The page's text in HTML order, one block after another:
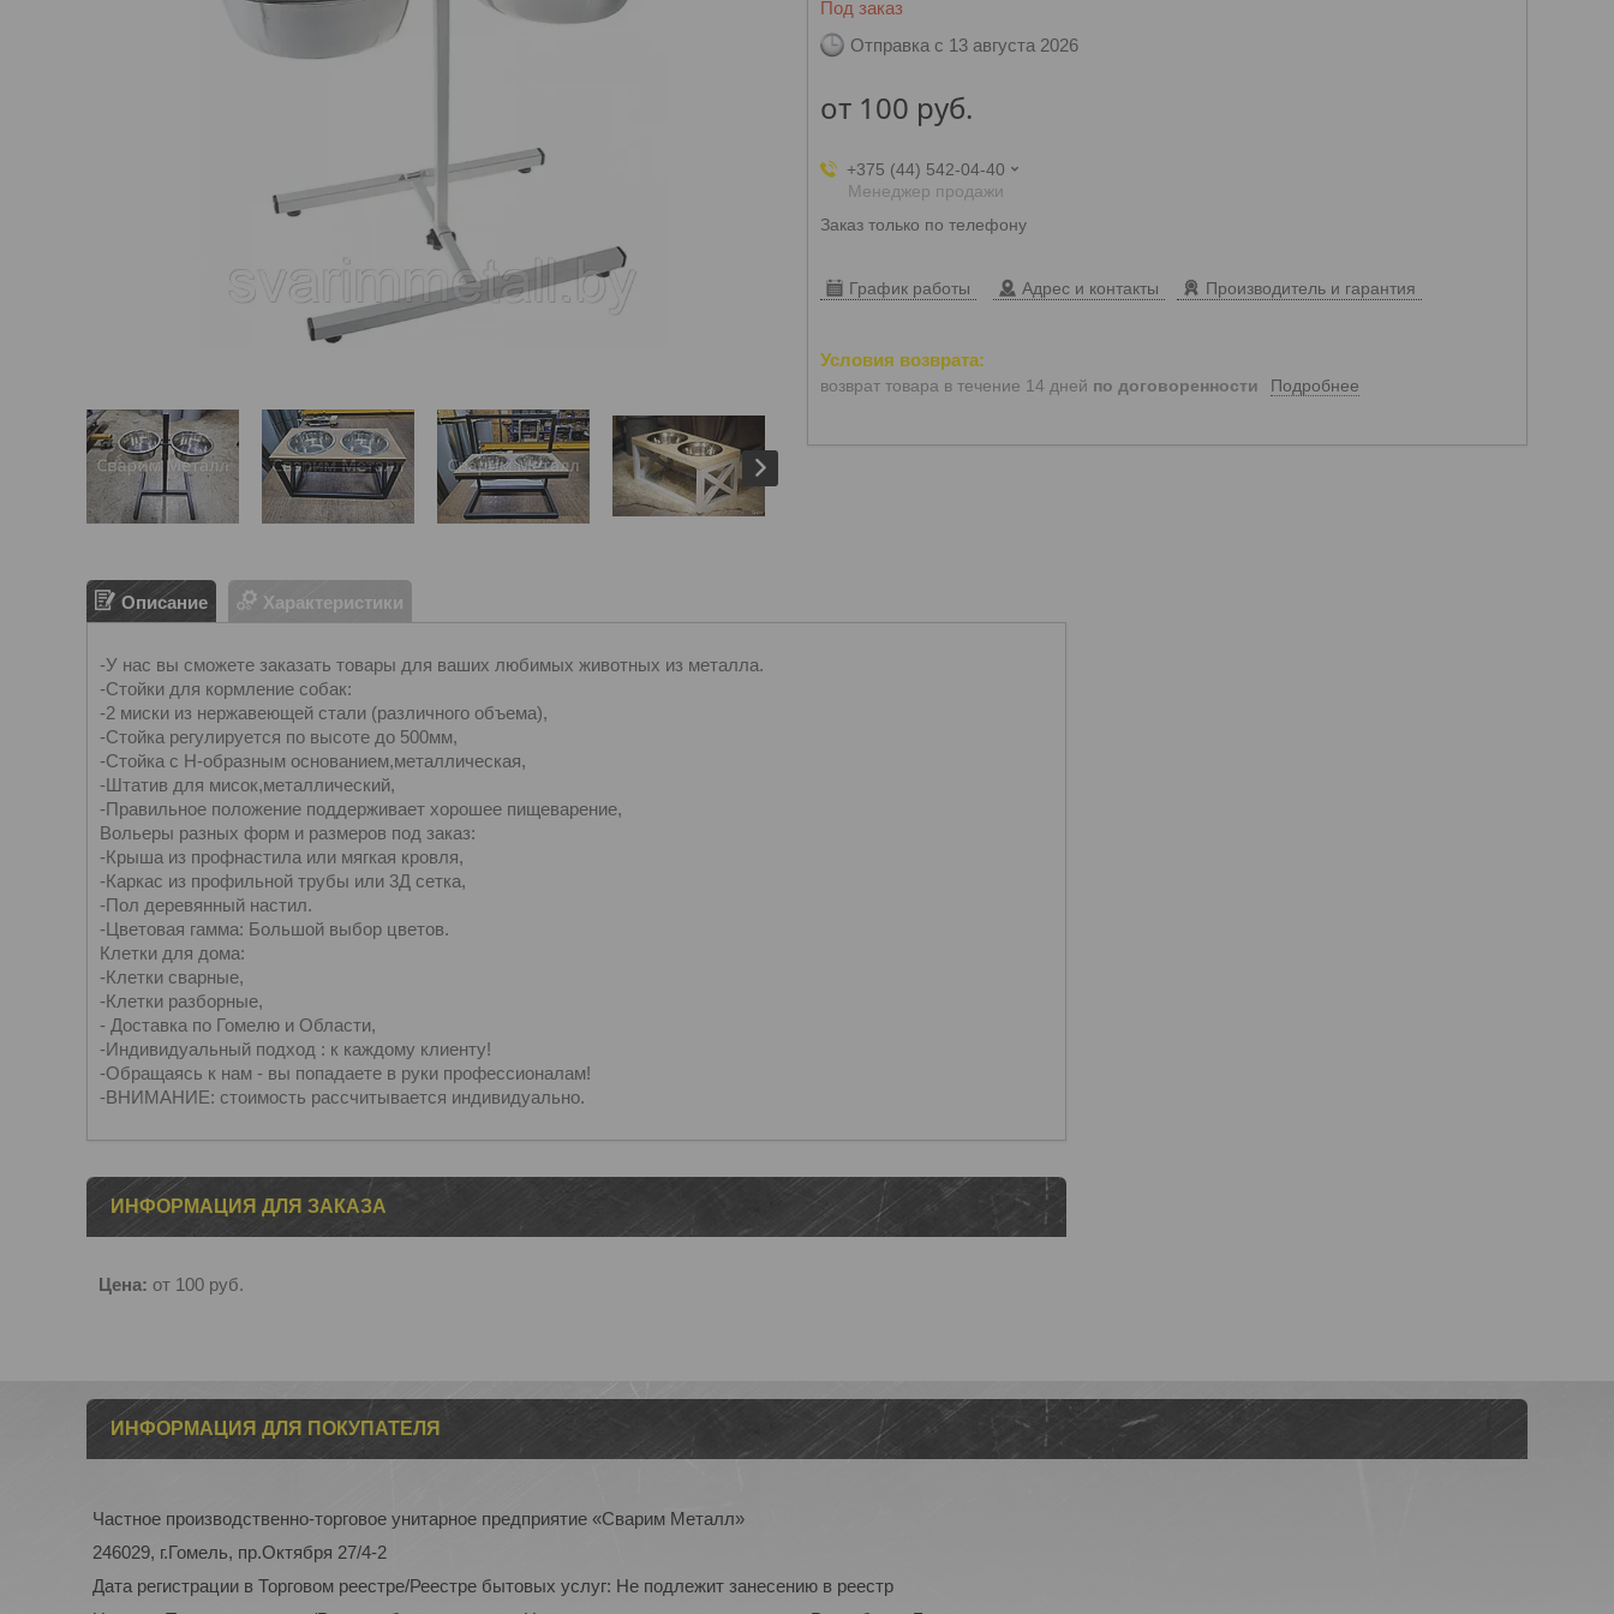
Под заказ
Отправка с 13 августа 2026
от 100 руб.
+375 (44) 542-04-40
Менеджер продажи
Заказ только по телефону
График работы Адрес и контакты Производитель и гарантия
возврат товара в течение 14 дней по договоренности Подробнее
Описание Характеристики
-У нас вы сможете заказать товары для ваших любимых животных из металла.
-Стойки для кормление собак:
-2 миски из нержавеющей стали (различного объема),
-Стойка регулируется по высоте до 500мм,
-Стойка с Н-образным основанием,металлическая,
-Штатив для мисок,металлический,
-Правильное положение поддерживает хорошее пищеварение,
Вольеры разных форм и размеров под заказ:
-Крыша из профнастила или мягкая кровля,
-Каркас из профильной трубы или 3Д сетка,
-Пол деревянный настил.
-Цветовая гамма: Большой выбор цветов.
Клетки для дома:
-Клетки сварные,
-Клетки разборные,
- Доставка по Гомелю и Области,
-Индивидуальный подход : к каждому клиенту!
-Обращаясь к нам - вы попадаете в руки профессионалам!
-ВНИМАНИЕ: стоимость рассчитывается индивидуально.
ИНФОРМАЦИЯ ДЛЯ ЗАКАЗА
Цена: от 100 руб.
ИНФОРМАЦИЯ ДЛЯ ПОКУПАТЕЛЯ
Частное производственно-торговое унитарное предприятие «Сварим Металл»
246029, г.Гомель, пр.Октября 27/4-2
Дата регистрации в Торговом реестре/Реестре бытовых услуг: Не подлежит занесению в реестр